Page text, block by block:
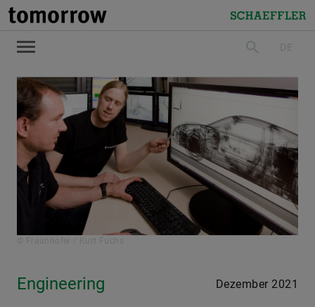
tomorrow
Schaeffler
suchenDE
Engineering Dezember 2021